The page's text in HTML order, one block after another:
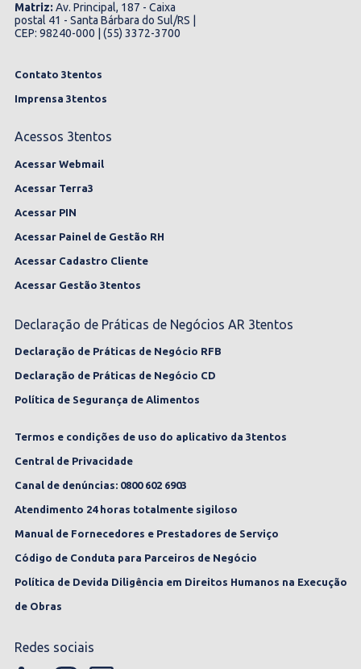
Matriz: Av. Principal, 187 - Caixa
postal 41 - Santa Bárbara do Sul/RS |
CEP: 98240-000 | (55) 3372-3700
Contato 3tentos
Imprensa 3tentos
Acessos 3tentos
Acessar Webmail
Acessar Terra3
Acessar PIN
Acessar Painel de Gestão RH
Acessar Cadastro Cliente
Acessar Gestão 3tentos
Declaração de Práticas de Negócios AR 3tentos
Declaração de Práticas de Negócio RFB
Declaração de Práticas de Negócio CD
Política de Segurança de Alimentos
Termos e condições de uso do aplicativo da 3tentos
Central de Privacidade
Canal de denúncias: 0800 602 6903
Atendimento 24 horas totalmente sigiloso
Manual de Fornecedores e Prestadores de Serviço
Código de Conduta para Parceiros de Negócio
Política de Devida Diligência em Direitos Humanos na Execução
de Obras
Redes sociais